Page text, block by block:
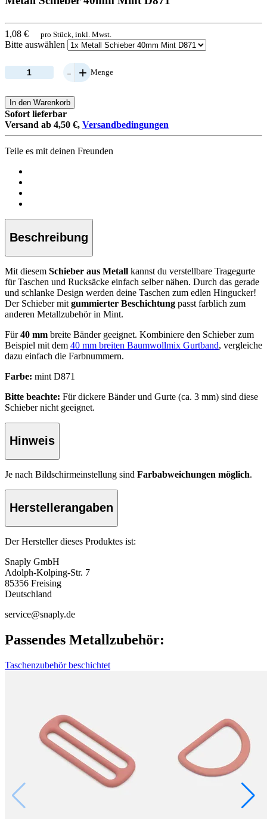
1,08 € pro Stück, inkl. Mwst.
Bitte auswählen
- + Menge
In den Warenkorb
Sofort lieferbar
Versand ab 4,50 €, Versandbedingungen
Teile es mit deinen Freunden
Beschreibung
Mit diesem Schieber aus Metall kannst du verstellbare Tragegurte
für Taschen und Rucksäcke einfach selber nähen. Durch das gerade
und schlanke Design werden deine Taschen zum edlen Hingucker!
Der Schieber mit gummierter Beschichtung passt farblich zum
anderen Metallzubehör in Mint.
Für40 mm breite Bänder geeignet. Kombiniere den Schieber zum
Beispiel mit dem 40 mm breiten Baumwollmix Gurtband, vergleiche
dazu einfach die Farbnummern.
Farbe: mint D871
Bitte beachte: Für dickere Bänder und Gurte (ca. 3 mm) sind diese
Schieber nicht geeignet.
Hinweis
Je nach Bildschirmeinstellung sind Farbabweichungen möglich.
Herstellerangaben
Der Hersteller dieses Produktes ist:
Snaply GmbH
Adolph-Kolping-Str. 7
85356 Freising
Deutschland
service@snaply.de
Passendes Metallzubehör:
Taschenzubehör beschichtet